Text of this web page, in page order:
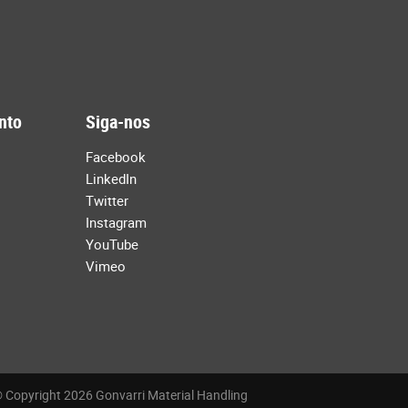
Siga-nos
Facebook
LinkedIn
Twitter
Instagram
YouTube
Vimeo
Copyright 2026 Gonvarri Material Handling